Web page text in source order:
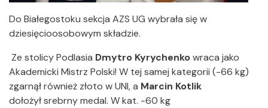
Do Białegostoku sekcja AZS UG wybrała się w
dziesięcioosobowym składzie.
Ze stolicy Podlasia Dmytro Kyrychenkowraca jako
Akademicki Mistrz Polski! W tej samej kategorii (-66 kg)
zgarnął również złoto w UNI, a Marcin Kotlik
dołożył srebrny medal. W kat. -60 kg